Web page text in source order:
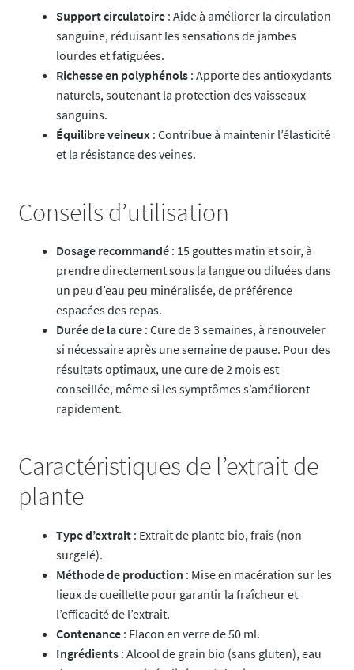
Support circulatoire: Aide à améliorer la circulation
sanguine, réduisant les sensations de jambes
lourdes et fatiguées.
Richesse en polyphénols: Apporte des antioxydants
naturels, soutenant la protection des vaisseaux
sanguins.
Équilibre veineux: Contribue à maintenir l’élasticité
et la résistance des veines.
Conseils d’utilisation
Dosage recommandé: 15 gouttes matin et soir, à
prendre directement sous la langue ou diluées dans
un peu d’eau peu minéralisée, de préférence
espacées des repas.
Durée de la cure: Cure de 3 semaines, à renouveler
si nécessaire après une semaine de pause. Pour des
résultats optimaux, une cure de 2 mois est
conseillée, même si les symptômes s’améliorent
rapidement.
Caractéristiques de l’extrait de
plante
Type d’extrait: Extrait de plante bio, frais (non
surgelé).
Méthode de production : Mise en macération sur les
lieux de cueillette pour garantir la fraîcheur et
l’efficacité de l’extrait.
Contenance: Flacon en verre de 50 ml.
Ingrédients: Alcool de grain bio (sans gluten), eau